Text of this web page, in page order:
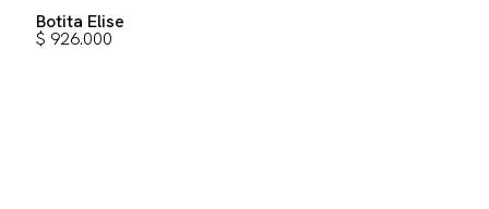
Botita Elise
$ 926.000